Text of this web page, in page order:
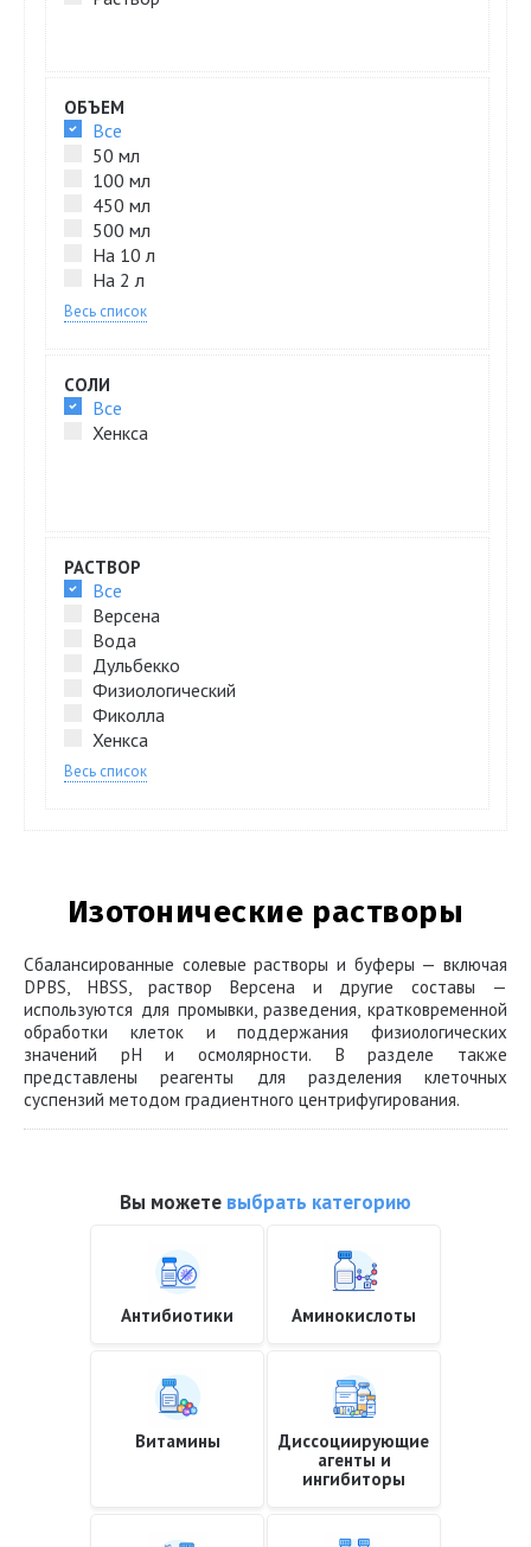
ОБЪЕМ
Все
50 мл
100 мл
450 мл
500 мл
На 10 л
На 2 л
Весь список
СОЛИ
Все
Хенкса
РАСТВОР
Все
Версена
Вода
Дульбекко
Физиологический
Фиколла
Хенкса
Весь список
Изотонические растворы
Сбалансированные солевые растворы и буферы — включая
DPBS, HBSS, раствор Версена и другие составы —
используются для промывки, разведения, кратковременной
обработки клеток и поддержания физиологических
значений pH и осмолярности. В разделе также
представлены реагенты для разделения клеточных
суспензий методом градиентного центрифугирования.
Вы можете выбрать категорию
Антибиотики Аминокислоты
Витамины
Диссоциирующие
агенты и
ингибиторы